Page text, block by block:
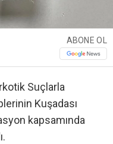
ABONE OL
Suçlarla
Kuşadası
kapsamında